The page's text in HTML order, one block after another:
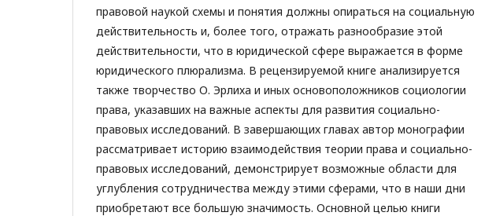
правовой наукой схемы и понятия должны опираться на социальную
действительность и, более того, отражать разнообразие этой
действительности, что в юридической сфере выражается в форме
юридического плюрализма. В рецензируемой книге анализируется
также творчество О. Эрлиха и иных основоположников социологии
права, указавших на важные аспекты для развития социально-
правовых исследований. В завершающих главах автор монографии
рассматривает историю взаимодействия теории права и социально-
правовых исследований, демонстрирует возможные области для
углубления сотрудничества между этими сферами, что в наши дни
приобретают все большую значимость. Основной целью книги